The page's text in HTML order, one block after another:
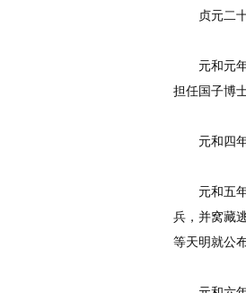
贞元二十
元和元年
担任国子博士
元和四年
元和五年
兵，并窝藏
等天明就公